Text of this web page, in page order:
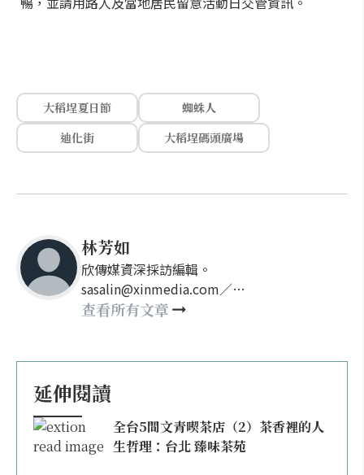
大稻埕夏日節
蜘蛛人
迪化街
大稻埕碼頭廣場
林芳如
欣傳媒資深採訪編輯。
sasalin@xinmedia.com／
happy21917@gmail.com
查看所有文章
延伸閱讀
全台5間文青喫茶店（2）茶香裡的人
生哲理：台北 臻味茶苑